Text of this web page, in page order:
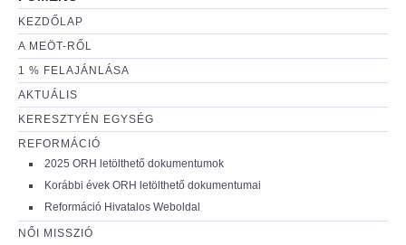
KEZDŐLAP
A MEÖT-RŐL
1 % FELAJÁNLÁSA
AKTUÁLIS
KERESZTYÉN EGYSÉG
REFORMÁCIÓ
2025 ORH letölthető dokumentumok
Korábbi évek ORH letölthető dokumentumai
Reformáció Hivatalos Weboldal
NŐI MISSZIÓ